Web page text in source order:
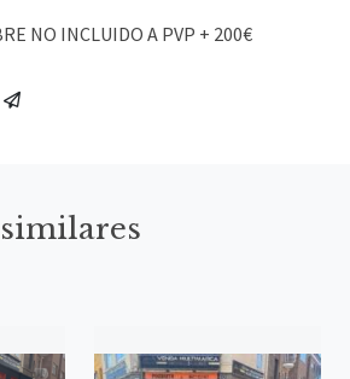
NO INCLUIDO A PVP + 200€